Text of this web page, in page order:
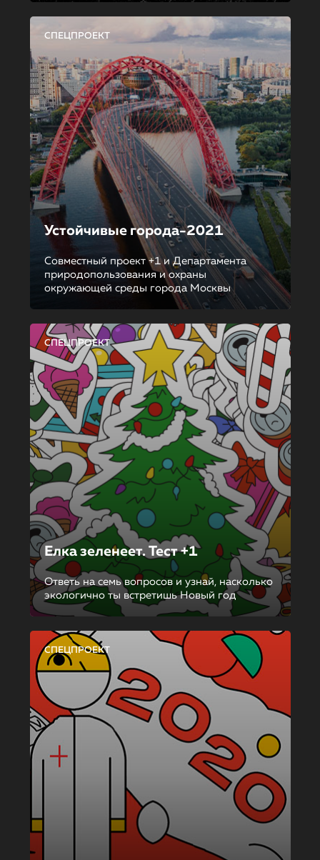
СПЕЦПРОЕКТ
Устойчивые города-2021
Совместный проект +1 и Департамента
природопользования и охраны
окружающей среды города Москвы
СПЕЦПРОЕКТ
Елка зеленеет. Тест +1
Ответь на семь вопросов и узнай, насколько
экологично ты встретишь Новый год
СПЕЦПРОЕКТ